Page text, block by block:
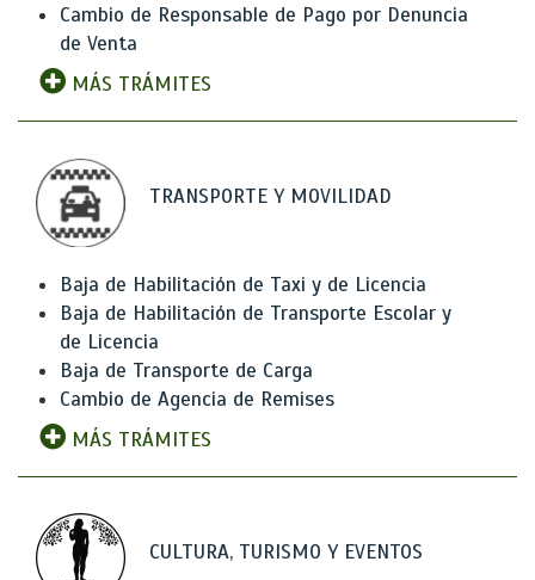
Cambio de Responsable de Pago por Denuncia
de Venta
MÁS TRÁMITES
TRANSPORTE Y MOVILIDAD
Baja de Habilitación de Taxi y de Licencia
Baja de Habilitación de Transporte Escolar y
de Licencia
Baja de Transporte de Carga
Cambio de Agencia de Remises
MÁS TRÁMITES
CULTURA, TURISMO Y EVENTOS